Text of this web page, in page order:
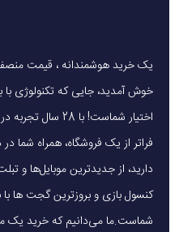
خوش آمدید، جایی که تکنولوژی
اختیار شماست! با
فراتر از یک فروشگاه، همراه شما در
دارید، از جدیدترین موبایل‌ها و
کنسول بازی و بروزترین گجت ها با
شماست.ما می‌دانیم که خرید یک